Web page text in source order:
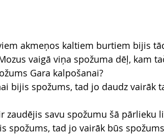
akmeņos kaltiem burtiem bijis
vaigā viņa spožuma dēļ, kam
Gara kalpošanai?
bijis spožums, tad jo daudz vairāk
zaudējis savu spožumu šā pārlieku
spožums, tad jo vairāk būs